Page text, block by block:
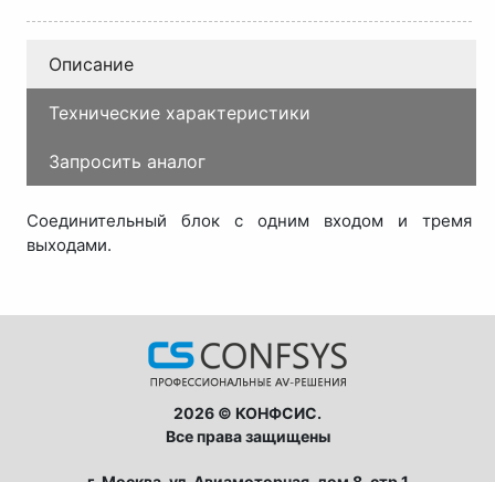
Описание
Технические характеристики
Запросить аналог
Соединительный блок с одним входом и тремя
выходами.
2026 © КОНФСИС.
Все права защищены